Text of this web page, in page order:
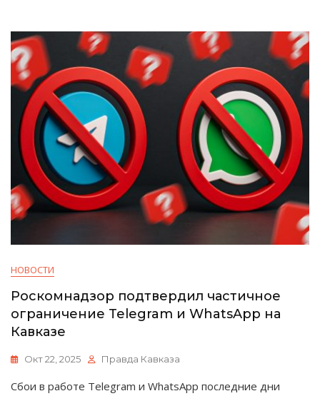
НОВОСТИ
Роскомнадзор подтвердил частичное
ограничение Telegram и WhatsApp на
Кавказе
Окт 22, 2025 Правда Кавказа
Сбои в работе Telegram и WhatsApp последние дни